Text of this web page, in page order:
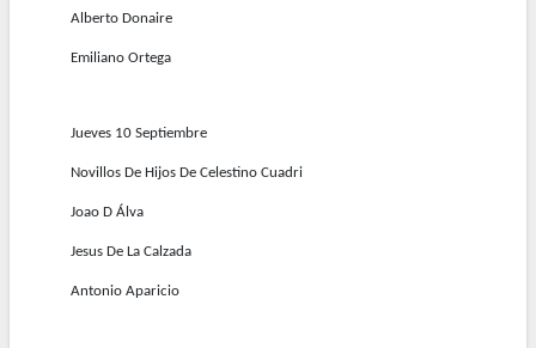
Alberto Donaire
Emiliano Ortega
Jueves 10 Septiembre
Novillos De Hijos De Celestino Cuadri
Joao D Álva
Jesus De La Calzada
Antonio Aparicio